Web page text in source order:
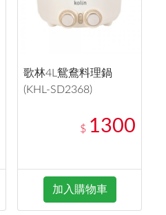
歌林4L鴛鴦料理鍋
(KHL-SD2368)
$ 1300
加入購物車